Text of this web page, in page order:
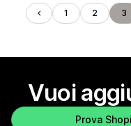
1 2 3
Vuoi
Prova